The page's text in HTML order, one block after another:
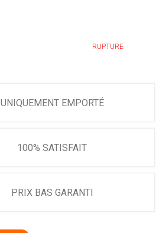
RUPTURE
UNIQUEMENT EMPORTÉ
100% SATISFAIT
PRIX BAS GARANTI